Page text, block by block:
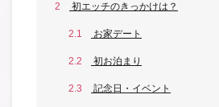
2 初エッチのきっかけは？
2.1 お家デート
2.2 初お泊まり
2.3 記念日・イベント